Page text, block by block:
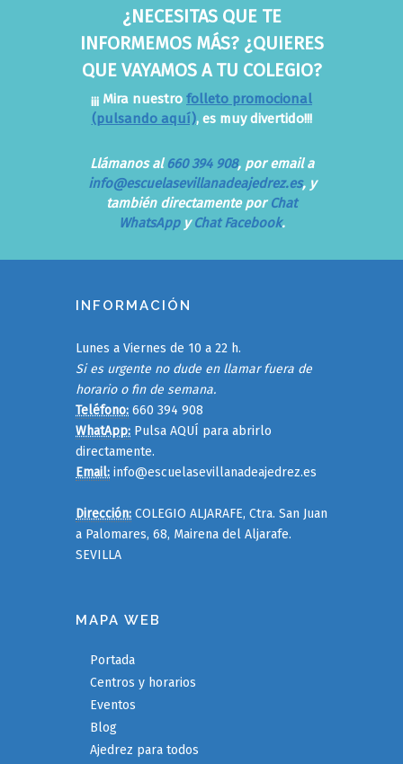
¿NECESITAS QUE TE
INFORMEMOS MÁS? ¿QUIERES
QUE VAYAMOS A TU COLEGIO?
¡¡¡ Mira nuestro folleto promocional
(pulsando aquí), es muy divertido!!!
Llámanos al 660 394 908, por email a
info@escuelasevillanadeajedrez.es, y
también directamente porChat
WhatsAppyChat Facebook.
INFORMACIÓN
Lunes a Viernes de 10 a 22 h.
Si es urgente no dude en llamar fuera de
horario o fin de semana.
Teléfono: 660 394 908
WhatApp: Pulsa AQUÍ para abrirlo
directamente.
Email: info@escuelasevillanadeajedrez.es
Dirección: COLEGIO ALJARAFE, Ctra. San Juan
a Palomares, 68, Mairena del Aljarafe.
SEVILLA
MAPA WEB
Portada
Centros y horarios
Eventos
Blog
Ajedrez para todos